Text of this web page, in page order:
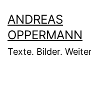
Inhalt
springen
ANDREAS
OPPERMANN
Texte. Bilder.